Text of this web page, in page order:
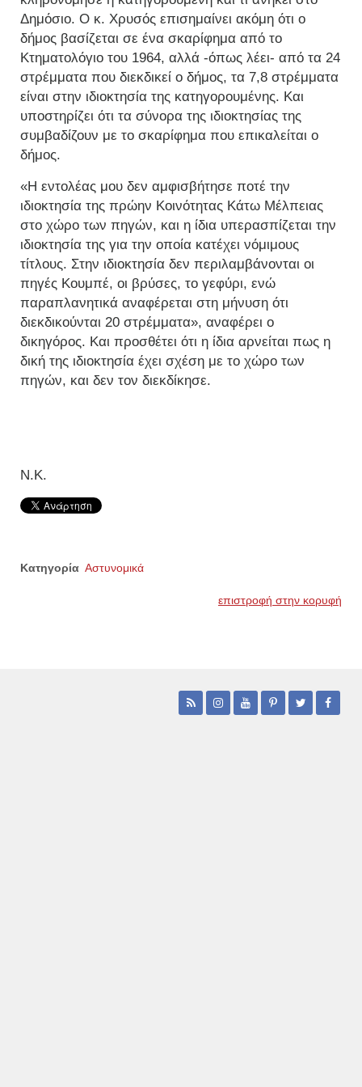
Δημόσιο. Ο κ. Χρυσός επισημαίνει ακόμη ότι ο
δήμος βασίζεται σε ένα σκαρίφημα από το
Κτηματολόγιο του 1964, αλλά -όπως λέει- από τα 24
στρέμματα που διεκδικεί ο δήμος, τα 7,8 στρέμματα
είναι στην ιδιοκτησία της κατηγορουμένης. Και
υποστηρίζει ότι τα σύνορα της ιδιοκτησίας της
συμβαδίζουν με το σκαρίφημα που επικαλείται ο
δήμος.
«Η εντολέας μου δεν αμφισβήτησε ποτέ την
ιδιοκτησία της πρώην Κοινότητας Κάτω Μέλπειας
στο χώρο των πηγών, και η ίδια υπερασπίζεται την
ιδιοκτησία της για την οποία κατέχει νόμιμους
τίτλους. Στην ιδιοκτησία δεν περιλαμβάνονται οι
πηγές Κουμπέ, οι βρύσες, το γεφύρι, ενώ
παραπλανητικά αναφέρεται στη μήνυση ότι
διεκδικούνται 20 στρέμματα», αναφέρει ο
δικηγόρος. Και προσθέτει ότι η ίδια αρνείται πως η
δική της ιδιοκτησία έχει σχέση με το χώρο των
πηγών, και δεν τον διεκδίκησε.
Ν.Κ.
Κατηγορία Αστυνομικά
επιστροφή στην κορυφή